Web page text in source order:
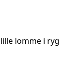
lomme i